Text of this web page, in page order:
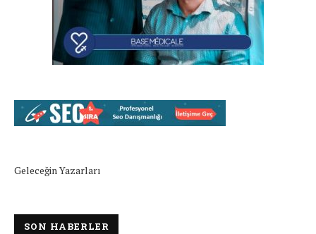
Geleceğin Yazarları
SON HABERLER